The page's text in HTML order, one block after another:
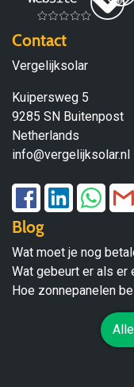
Contact
Vergelijksolar
Kuipersweg 5
9285 SN Buitenpost
Netherlands
info@vergelijksolar.nl
Blog
Wat moet je nog
Wat gebeurt er als er
Hoe zonnepanelen